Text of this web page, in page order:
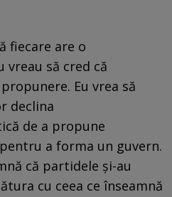
fiecare are o
vreau să cred că
Eu vrea să
declina
de a propune
a forma un guvern.
că partidele și-au
cu ceea ce înseamnă